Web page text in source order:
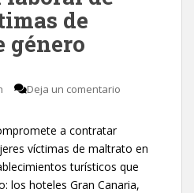
de
género
Deja un comentario
a contratar
víctimas de maltrato en
turísticos que
los hoteles Gran Canaria,